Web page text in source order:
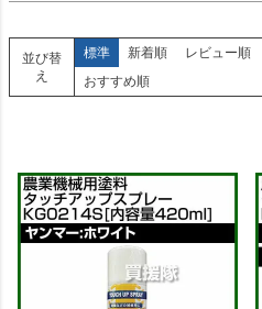
並び替
え
標準 新着順 レビュー順
おすすめ順